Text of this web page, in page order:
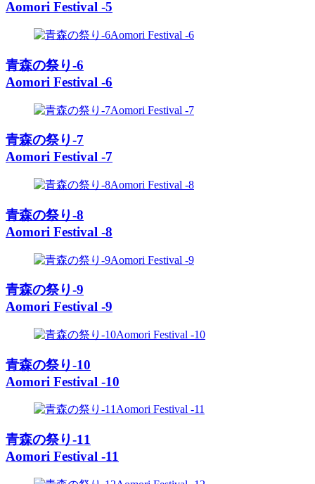
Aomori Festival -5
青森の祭り-6
Aomori Festival -6
青森の祭り-7
Aomori Festival -7
青森の祭り-8
Aomori Festival -8
青森の祭り-9
Aomori Festival -9
青森の祭り-10
Aomori Festival -10
青森の祭り-11
Aomori Festival -11